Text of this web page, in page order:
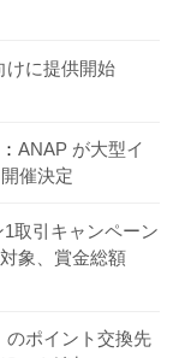
けに提供開始
ANAP が大型イ
催決定
取引キャンペーン
象、賞金総額
のポイント交換先